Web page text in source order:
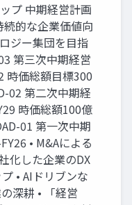
プ 中期経営計画
続的な企業価値向
ジー集団を目指
第三次中期経営
時価総額目標300
02 第二次中期経
時価総額100億
01 第一次中期
• M&Aによる
化した企業のDX
• AIドリブンな
深耕 • 「経営